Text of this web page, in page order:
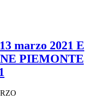
marzo 2021 E
PIEMONTE